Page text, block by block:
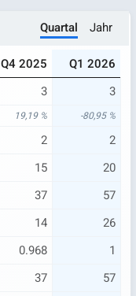
Quartal Jahr
Q4 2025
Q1 2026
3 3
19,19 % -80,95 %
2
2
15
20
37
57
14
26
0.968
1
37
57